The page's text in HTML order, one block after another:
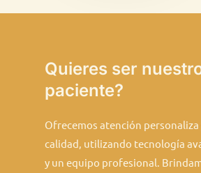
Quieres ser
paciente?
Ofrecemos atención personaliza
calidad, utilizando tecnología
y un equipo profesional.